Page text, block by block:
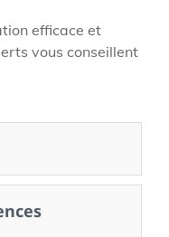
efficace et
vous conseillent